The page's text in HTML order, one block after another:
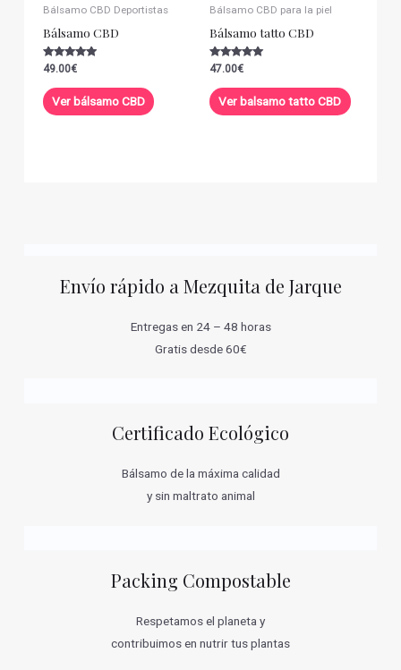
Bálsamo CBD Deportistas
Bálsamo CBD
Valorado con
de 5
49.00€
Ver bálsamo CBD
Bálsamo CBD para la piel
Bálsamo tatto CBD
Valorado con
de 5
47.00€
Ver balsamo tatto CBD
Envío rápido a Mezquita de Jarque
Entregas en 24 – 48 horas
Gratis desde 60€
Certificado Ecológico
Bálsamo de la máxima calidad
y sin maltrato animal
Packing Compostable
Respetamos el planeta y
contribuimos en nutrir tus plantas